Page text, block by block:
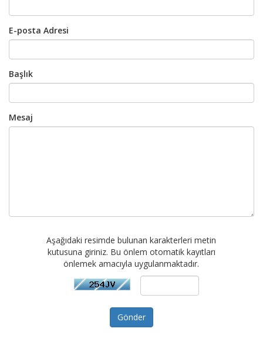
E-posta Adresi
Başlık
Mesaj
Aşağıdaki resimde bulunan karakterleri metin
kutusuna giriniz. Bu önlem otomatik kayıtları
önlemek amacıyla uygulanmaktadır.
Gönder